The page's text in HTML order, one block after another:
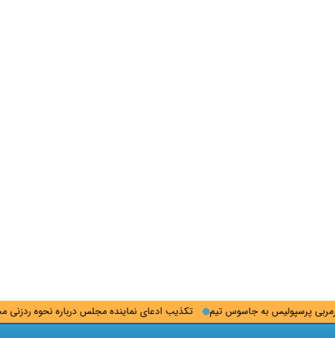
تکذیب ادعای نماینده مجلس درباره نحوه ردزنی محل پرسپولیس به جاسوس تیم